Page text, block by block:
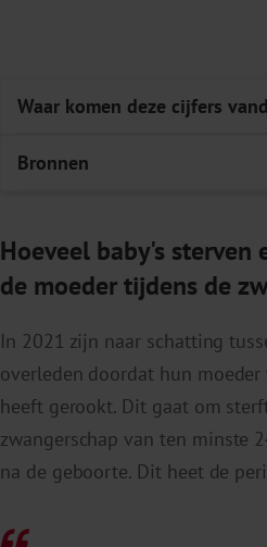
Waar komen deze cijfers
Bronnen
Hoeveel baby's
de moeder tijdens de
In 2021 zijn naar schatting
overleden doordat hun
heeft gerookt. Dit gaat om
zwangerschap van ten minste
na de geboorte. Dit heet de